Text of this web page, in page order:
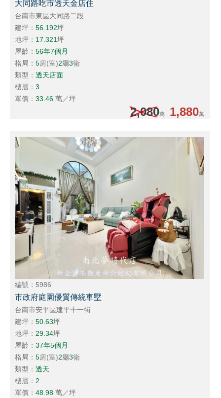
大同路吃市透天金店住
台南市東區大同路二段
建坪：56.192坪
地坪： 17.321坪
屋齡：56年7個月
格局：5房(室)2廳3衛
類型：透天店面
樓層：3
單價：33.46 萬／坪
2,080萬 1,880萬
編號：5986
市政府庭園優質傳統車墅
台南市安平區建平十一街
建坪：50.63坪
地坪： 29.34坪
屋齡：37年5個月
格局：5房(室)2廳3衛
類型：透天
樓層： 2
單價：48.98 萬／坪